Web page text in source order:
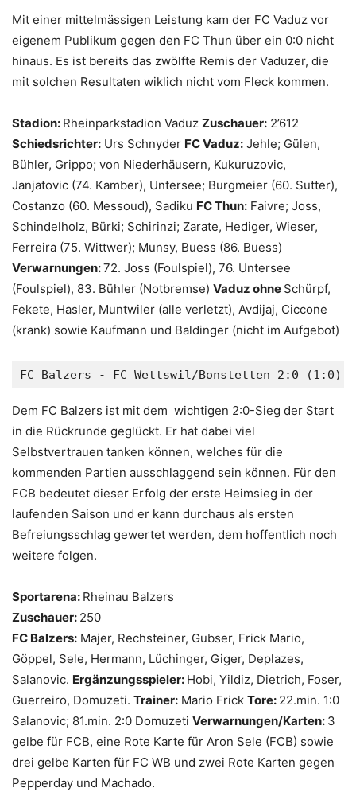
Mit einer mittelmässigen Leistung kam der FC Vaduz vor
eigenem Publikum gegen den FC Thun über ein 0:0 nicht
hinaus. Es ist bereits das zwölfte Remis der Vaduzer, die
mit solchen Resultaten wiklich nicht vom Fleck kommen.
Stadion: Rheinparkstadion Vaduz Zuschauer: 2’612
Schiedsrichter: Urs Schnyder FC Vaduz: Jehle; Gülen,
Bühler, Grippo; von Niederhäusern, Kukuruzovic,
Janjatovic (74. Kamber), Untersee; Burgmeier (60. Sutter),
Costanzo (60. Messoud), Sadiku FC Thun: Faivre; Joss,
Schindelholz, Bürki; Schirinzi; Zarate, Hediger, Wieser,
Ferreira (75. Wittwer); Munsy, Buess (86. Buess)
Verwarnungen:72. Joss (Foulspiel), 76. Untersee
(Foulspiel), 83. Bühler (Notbremse) Vaduz ohne Schürpf,
Fekete, Hasler, Muntwiler (alle verletzt), Avdijaj, Ciccone
(krank) sowie Kaufmann und Baldinger (nicht im Aufgebot)
FC Balzers - FC Wettswil/Bonstetten 2:0 (1:0)
Dem FC Balzers ist mit dem wichtigen 2:0-Sieg der Start
in die Rückrunde geglückt. Er hat dabei viel
Selbstvertrauen tanken können, welches für die
kommenden Partien ausschlaggend sein können. Für den
FCB bedeutet dieser Erfolg der erste Heimsieg in der
laufenden Saison und er kann durchaus als ersten
Befreiungsschlag gewertet werden, dem hoffentlich noch
weitere folgen.
Sportarena: Rheinau Balzers
Zuschauer: 250
FC Balzers: Majer, Rechsteiner, Gubser, Frick Mario,
Göppel, Sele, Hermann, Lüchinger, Giger, Deplazes,
Salanovic. Ergänzungsspieler: Hobi, Yildiz, Dietrich, Foser,
Guerreiro, Domuzeti. Trainer: Mario Frick Tore: 22.min. 1:0
Salanovic; 81.min. 2:0 Domuzeti Verwarnungen/Karten: 3
gelbe für FCB, eine Rote Karte für Aron Sele (FCB) sowie
drei gelbe Karten für FC WB und zwei Rote Karten gegen
Pepperday und Machado.